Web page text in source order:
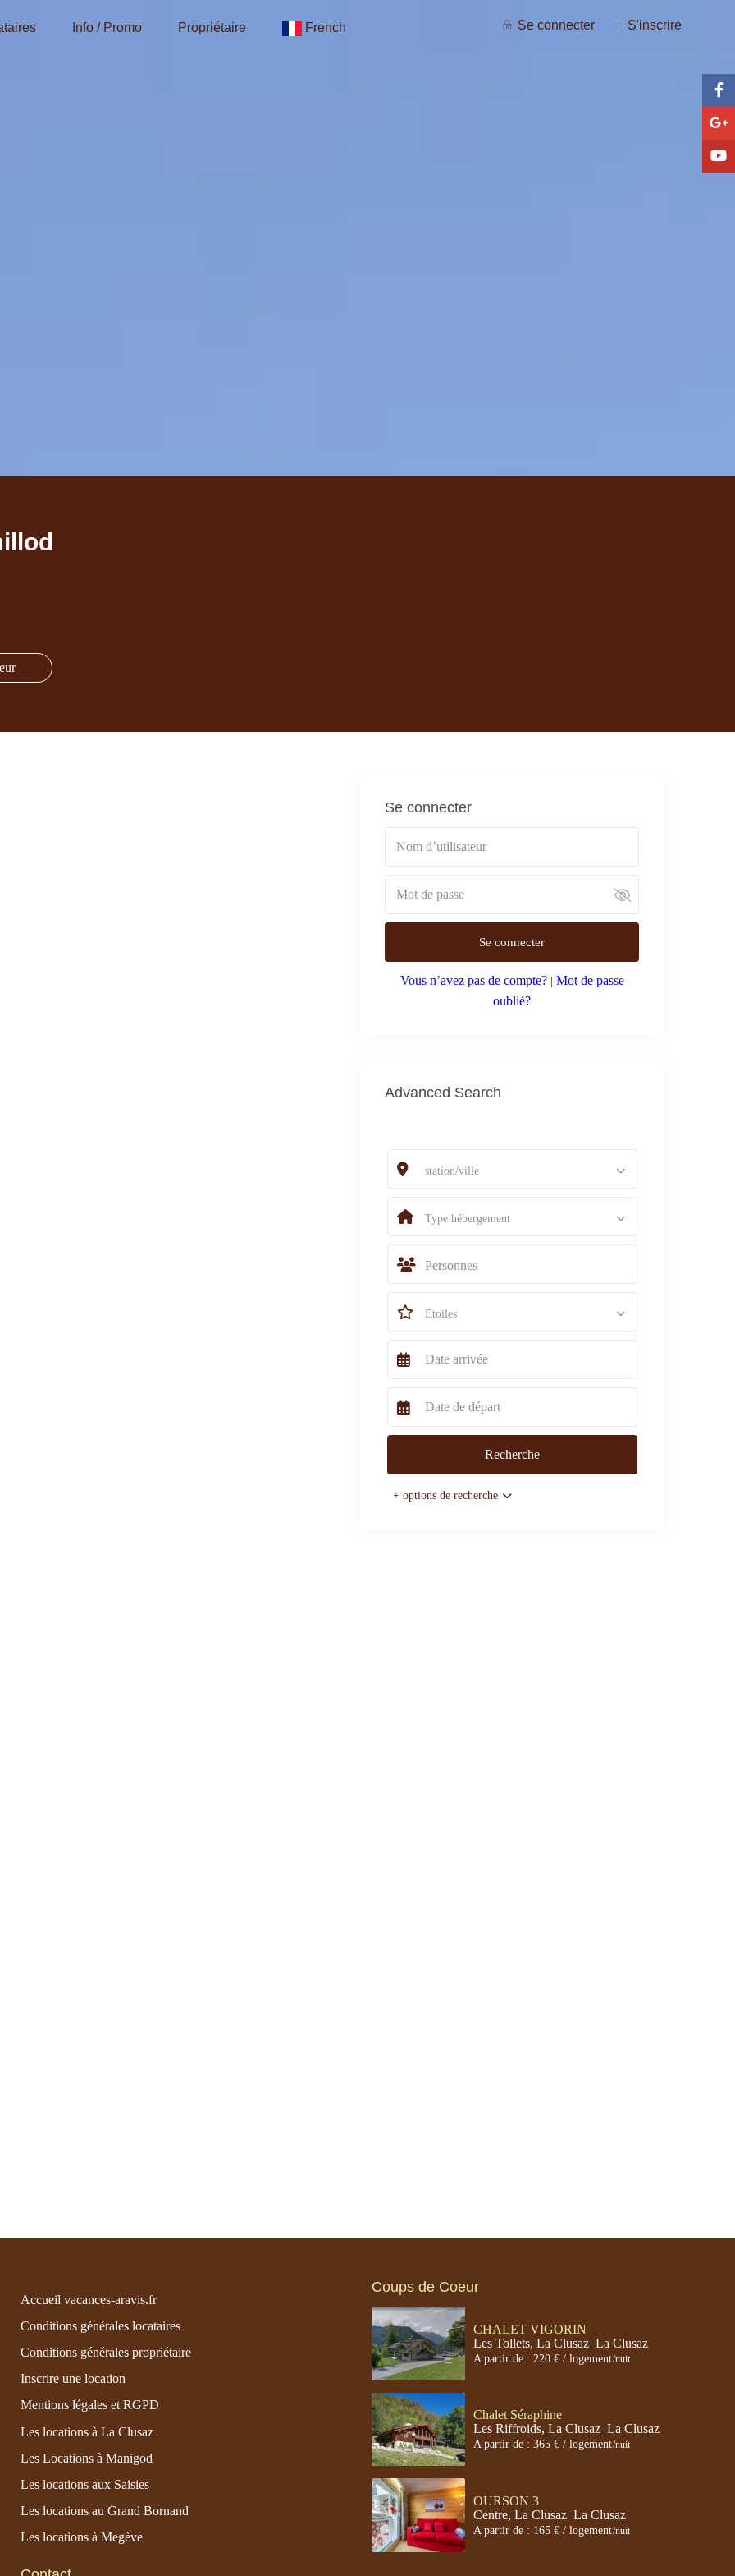
Se connecter S'inscrire
Info / Promo Propriétaire French
Se connecter
Se connecter
Vous n’avez pas de compte?| Mot de passe
oublié?
Advanced Search
station/ville
Type hébergement
Personnes
Etoiles
+ options de recherche
Accueil vacances-aravis.fr
Conditions générales locataires
Conditions générales propriétaire
Inscrire une location
Mentions légales et RGPD
Les locations à La Clusaz
Les Locations à Manigod
Les locations aux Saisies
Les locations au Grand Bornand
Les locations à Megève
Coups de Coeur
CHALET VIGORIN
Les Tollets, La Clusaz ,La Clusaz
A partir de : 220 € / logement/nuit
Chalet Séraphine
Les Riffroids, La Clusaz ,La Clusaz
A partir de : 365 € / logement/nuit
OURSON 3
Centre, La Clusaz ,La Clusaz
A partir de : 165 € / logement/nuit